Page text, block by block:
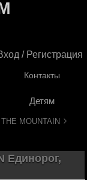
/ Регистрация
Контакты
Детям
THE MOUNTAIN ›
Единорог,